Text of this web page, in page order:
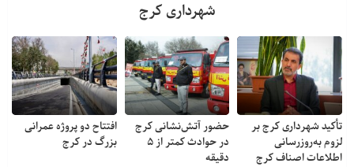
شهرداری کرج
تأکید شهرداری کرج بر
لزوم به‌روزرسانی
اطلاعات اصناف کرج
حضور آتش‌نشانی کرج
در حوادث کمتر از ۵
دقیقه
افتتاح دو پروژه عمرانی
بزرگ در کرج